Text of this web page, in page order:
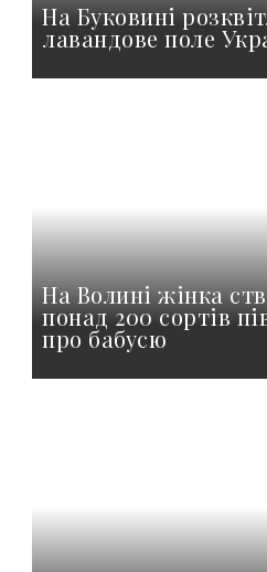
На Буковині
лавандове поле
На Волині жінка
понад 200 сортів
про бабусю